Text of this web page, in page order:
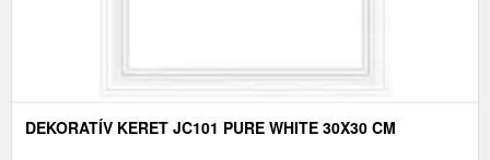
DEKORATÍV KERET JC101 PURE WHITE 30X30 CM